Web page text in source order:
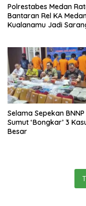
Polrestabes Medan
Bantaran Rel KA
Kualanamu Jadi
Beragam Senjata
Selama Sepekan BNNP
Sumut ‘Bongkar’ 3
Besar